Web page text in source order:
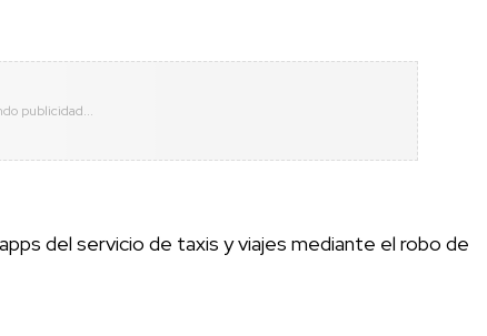
del servicio de taxis y viajes mediante el robo de